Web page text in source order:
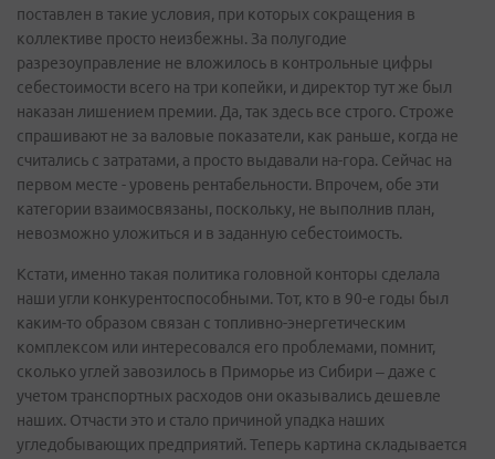
поставлен в такие условия, при которых сокращения в
коллективе просто неизбежны. За полугодие
разрезоуправление не вложилось в контрольные цифры
себестоимости всего на три копейки, и директор тут же был
наказан лишением премии. Да, так здесь все строго. Строже
спрашивают не за валовые показатели, как раньше, когда не
считались с затратами, а просто выдавали на-гора. Сейчас на
первом месте - уровень рентабельности. Впрочем, обе эти
категории взаимосвязаны, поскольку, не выполнив план,
невозможно уложиться и в заданную себестоимость.
Кстати, именно такая политика головной конторы сделала
наши угли конкурентоспособными. Тот, кто в 90-е годы был
каким-то образом связан с топливно-энергетическим
комплексом или интересовался его проблемами, помнит,
сколько углей завозилось в Приморье из Сибири – даже с
учетом транспортных расходов они оказывались дешевле
наших. Отчасти это и стало причиной упадка наших
угледобывающих предприятий. Теперь картина складывается